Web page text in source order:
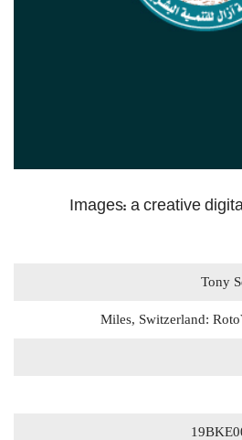
Images: a creative
Tony
Miles, Switzerland: